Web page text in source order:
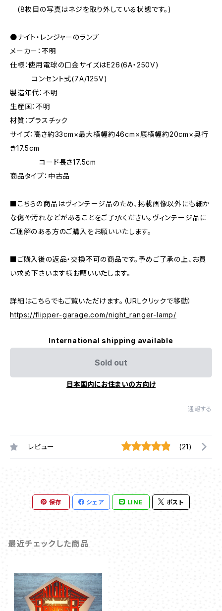
(8枚目の写真はネジを取り外している状態です。)
●ナイト・レンジャーのランプ
メーカー：不明
仕様：使用電球の口金サイズはE26(6A・250V)
コンセント式(7A/125V)
製造年代：不明
生産国：不明
材質：プラスチック
サイズ：高さ約33cm×最大横幅約46cm×底横幅約20cm×奥行
き17.5cm
コード長さ17.5cm
商品タイプ：中古品
■こちらの商品はヴィンテージ品のため、掲載画像以外にも細か
な傷や汚れなどがあることをご了承ください。ヴィンテージ品に
ご理解のある方のご購入をお願いいたします。
■ご購入後の返品・交換不可の商品です。予めご了承の上、お買
い求め下さいます様お願いいたします。
詳細はこちらでもご覧いただけます。（URLクリックで移動）
https://flipper-garage.com/night_ranger-lamp/
International shipping available
Sold out
日本国内にお住まいの方向け
通報する
レビュー (21)
保存 シェア LINE ポスト
最近チェックした商品